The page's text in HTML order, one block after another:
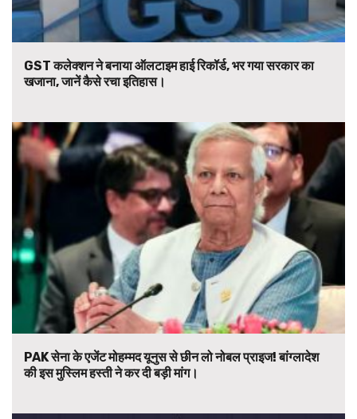
GST कलेक्शन ने बनाया ऑलटाइम हाई रिकॉर्ड, भर गया सरकार का
खजाना, जानें कैसे रचा इतिहास।
PAK सेना के एजेंट मोहम्मद यूनुस से छीन लो नोबल प्राइज! बांग्लादेश
की इस मुस्लिम हस्ती ने कर दी बड़ी मांग।